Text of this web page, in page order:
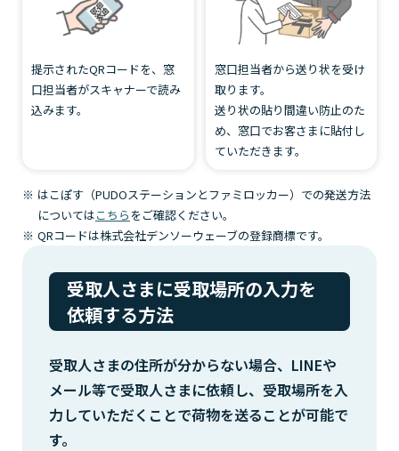
提示されたQRコードを、窓
口担当者がスキャナーで読み
込みます。
窓口担当者から送り状を受け
取ります。
送り状の貼り間違い防止のた
め、窓口でお客さまに貼付し
ていただきます。
はこぽす（PUDOステーションとファミロッカー）での発送方法
についてはこちらをご確認ください。
QRコードは株式会社デンソーウェーブの登録商標です。
受取人さまに受取場所の入力を
依頼する方法
受取人さまの住所が分からない場合、LINEや
メール等で受取人さまに依頼し、 受取場所を入
力していただくことで荷物を送ることが可能で
す。